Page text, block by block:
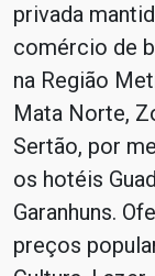
privada
comércio de
na Região
Mata Norte,
Sertão, por
os hotéis
Garanhuns.
preços